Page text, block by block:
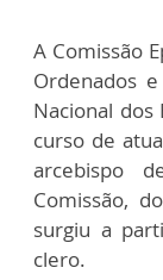
A Comissão
Ordenados
Nacional dos
curso de
arcebispo
Comissão,
surgiu a
clero.